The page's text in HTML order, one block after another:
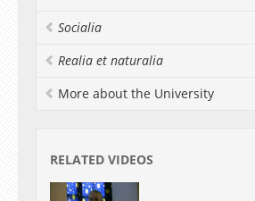
Socialia
Realia et naturalia
More about the University
RELATED VIDEOS